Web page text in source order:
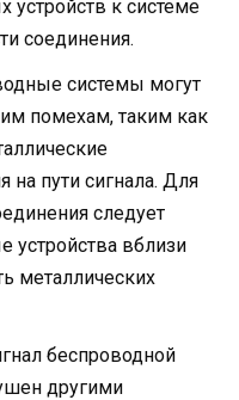
устройств к системе
соединения.
системы могут
помехам, таким как
на пути сигнала. Для
следует
устройства вблизи
металлических
беспроводной
другими